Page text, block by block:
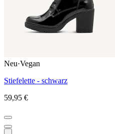
Neu·Vegan
Stiefelette - schwarz
59,95 €